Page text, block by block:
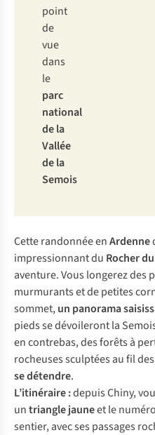
point
de
vue
dans
le
parc
national
de la
Vallée
de la
Semois
Cette randonnée enArdenne
impressionnant du Rocher
aventure. Vous longerez des
murmurants et de petites
sommet,un panorama
pieds se dévoileront la
en contrebas, des forêts à
rocheuses sculptées au fil
se détendre.
L’itinéraire :depuis Chiny,
untriangle jauneet le
sentier, avec ses passages